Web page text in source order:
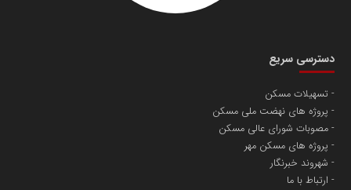
دسترسی سریع
تسهیلات مسکن
پروژه های نهضت ملی مسکن
مصوبات شورای عالی مسکن
پروژه های مسکن مهر
شهروند خبرنگار
ارتباط با ما